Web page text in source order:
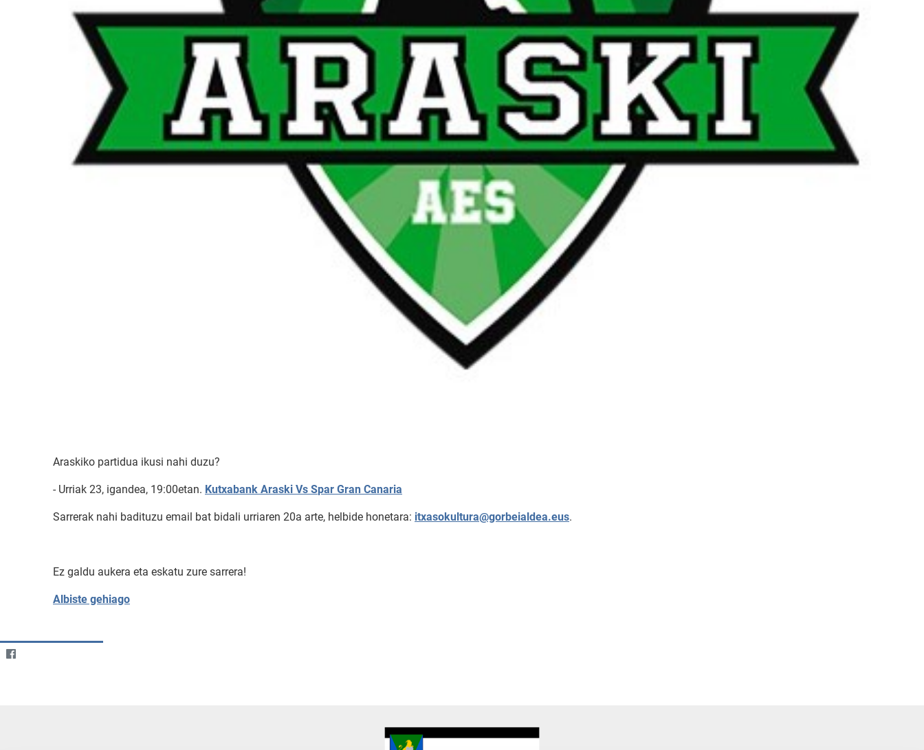
Araskiko partidua ikusi nahi duzu?
- Urriak 23, igandea, 19:00etan. Kutxabank Araski Vs Spar Gran Canaria
Sarrerak nahi badituzu email bat bidali urriaren 20a arte, helbide honetara: itxasokultura@gorbeialdea.eus.
Ez galdu aukera eta eskatu zure sarrera!
Albiste gehiago